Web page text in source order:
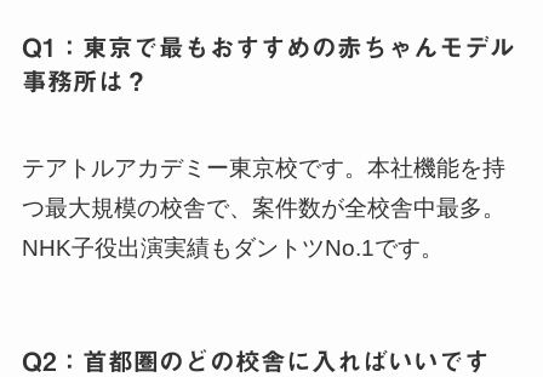
Q1：東京で最もおすすめの赤ちゃんモデル
事務所は？
テアトルアカデミー東京校です。本社機能を持
つ最大規模の校舎で、案件数が全校舎中最多。
NHK子役出演実績もダントツNo.1です。
Q2：首都圏のどの校舎に入ればいいです